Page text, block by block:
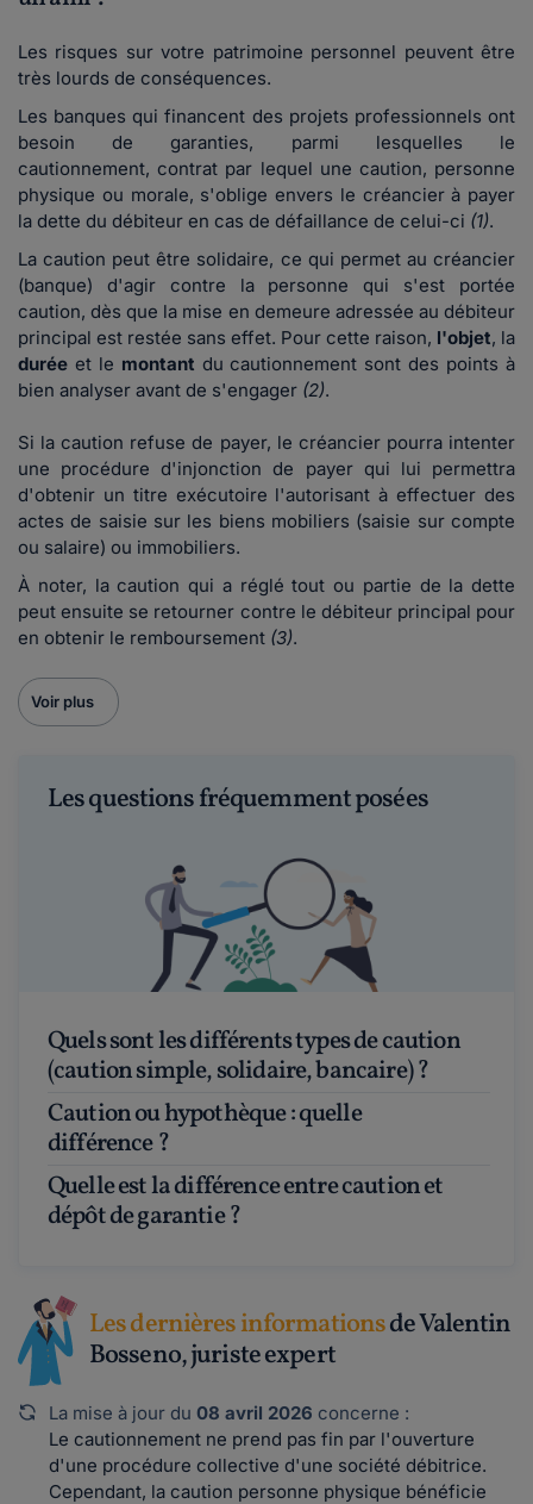
Les risques sur votre patrimoine personnel peuvent être
très lourds de conséquences.
Les banques qui financent des projets professionnels ont
besoin de garanties, parmi lesquelles le
cautionnement, contrat par lequel une caution, personne
physique ou morale, s'oblige envers le créancier à payer
la dette du débiteur en cas de défaillance de celui-ci (1).
La caution peut être solidaire, ce qui permet au créancier
(banque) d'agir contre la personne qui s'est portée
caution, dès que la mise en demeure adressée au débiteur
principal est restée sans effet. Pour cette raison, l'objet, la
durée et le montant du cautionnement sont des points à
bien analyser avant de s'engager (2).
Si la caution refuse de payer, le créancier pourra intenter
une procédure d'injonction de payer qui lui permettra
d'obtenir un titre exécutoire l'autorisant à effectuer des
actes de saisie sur les biens mobiliers (saisie sur compte
ou salaire) ou immobiliers.
À noter, la caution qui a réglé tout ou partie de la dette
peut ensuite se retourner contre le débiteur principal pour
en obtenir le remboursement (3).
Voir plus
Les questions fréquemment posées
Quels sont les différents types de caution
(caution simple, solidaire, bancaire) ?
Caution ou hypothèque : quelle
différence ?
Quelle est la différence entre caution et
dépôt de garantie ?
Les dernières informationsde Valentin
Bosseno, juriste expert
La mise à jour du 08 avril 2026 concerne :
Le cautionnement ne prend pas fin par l'ouverture
d'une procédure collective d'une société débitrice.
Cependant, la caution personne physique bénéficie